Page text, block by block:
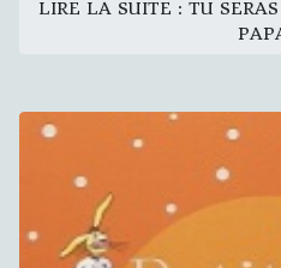
LIRE LA SUITE : TU